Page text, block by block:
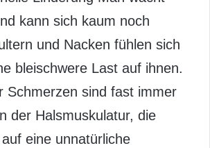
kann sich kaum noch
und Nacken fühlen sich
bleischwere Last auf ihnen.
Schmerzen sind fast immer
der Halsmuskulatur, die
eine unnatürliche